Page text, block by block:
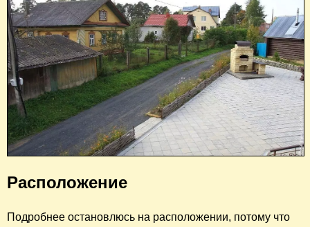
Расположение
Подробнее остановлюсь на расположении, потому что